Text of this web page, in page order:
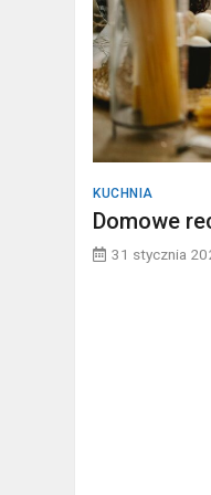
KUCHNIA
Domowe
31 stycznia